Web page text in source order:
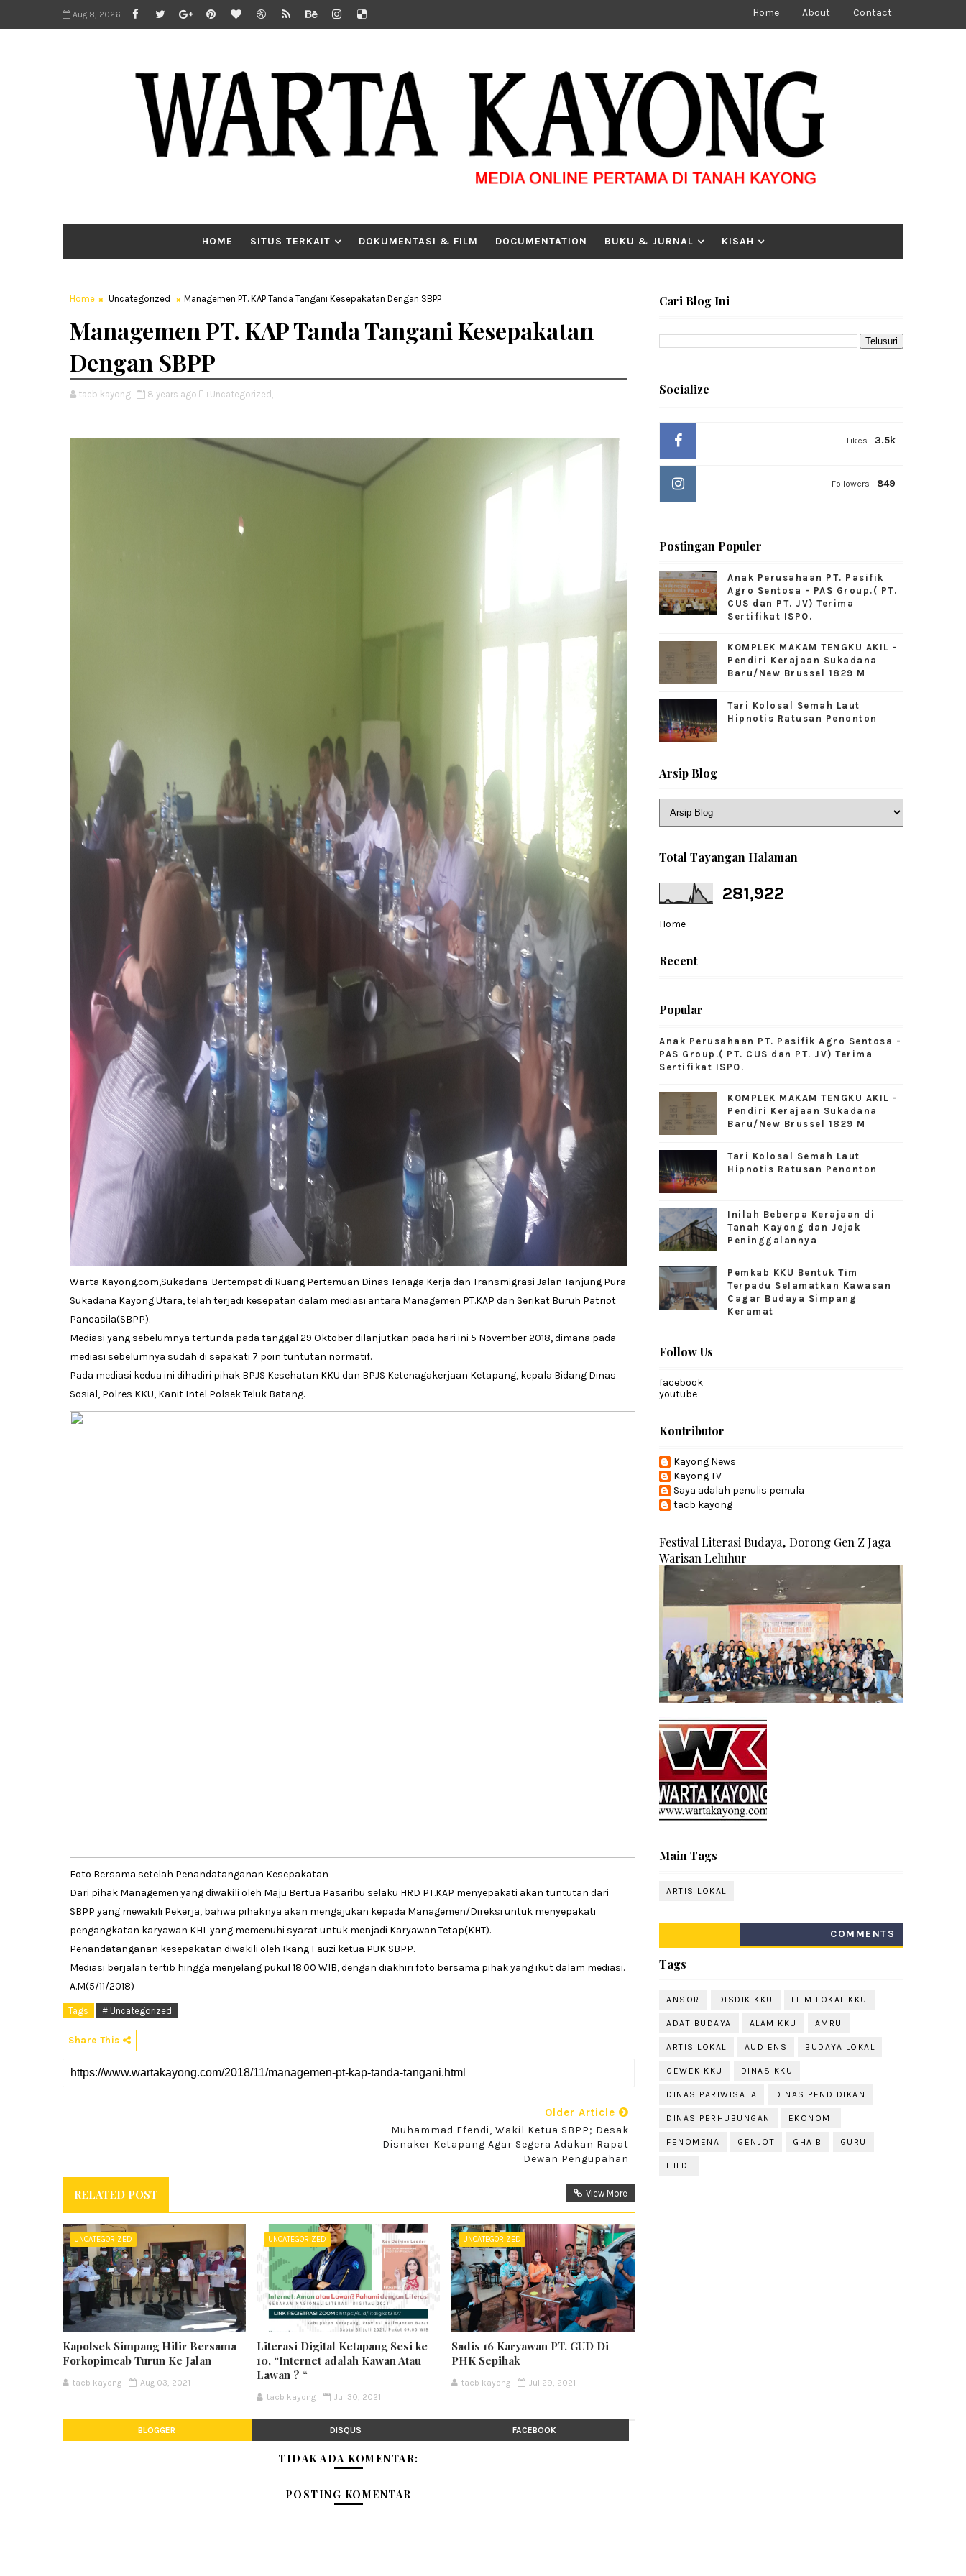
Aug 8, 2026 Home About Contact
HOME SITUS TERKAIT DOKUMENTASI & FILM DOCUMENTATION BUKU & JURNAL KISAH
Home Uncategorized Managemen PT. KAP Tanda Tangani Kesepakatan Dengan SBPP
Managemen PT. KAP Tanda Tangani Kesepakatan
Dengan SBPP
tacb kayong 8 years ago Uncategorized,
Warta Kayong.com,Sukadana-Bertempat di Ruang Pertemuan Dinas Tenaga Kerja dan Transmigrasi Jalan Tanjung Pura
Sukadana Kayong Utara, telah terjadi kesepatan dalam mediasi antara Managemen PT.KAP dan Serikat Buruh Patriot
Pancasila(SBPP).
Mediasi yang sebelumnya tertunda pada tanggal 29 Oktober dilanjutkan pada hari ini 5 November 2018, dimana pada
mediasi sebelumnya sudah di sepakati 7 poin tuntutan normatif.
Pada mediasi kedua ini dihadiri pihak BPJS Kesehatan KKU dan BPJS Ketenagakerjaan Ketapang, kepala Bidang Dinas
Sosial, Polres KKU, Kanit Intel Polsek Teluk Batang.
Foto Bersama setelah Penandatanganan Kesepakatan
Dari pihak Managemen yang diwakili oleh Maju Bertua Pasaribu selaku HRD PT.KAP menyepakati akan tuntutan dari
SBPP yang mewakili Pekerja, bahwa pihaknya akan mengajukan kepada Managemen/Direksi untuk menyepakati
pengangkatan karyawan KHL yang memenuhi syarat untuk menjadi Karyawan Tetap(KHT).
Penandatanganan kesepakatan diwakili oleh Ikang Fauzi ketua PUK SBPP.
Mediasi berjalan tertib hingga menjelang pukul 18.00 WIB, dengan diakhiri foto bersama pihak yang ikut dalam mediasi.
A.M(5/11/2018)
Tags # Uncategorized
Share This
Older Article
Muhammad Efendi, Wakil Ketua SBPP; Desak
Disnaker Ketapang Agar Segera Adakan Rapat
Dewan Pengupahan
RELATED POST View More
UNCATEGORIZED
Kapolsek Simpang Hilir Bersama
Forkopimcab Turun Ke Jalan
tacb kayong Aug 03, 2021
UNCATEGORIZED
Literasi Digital Ketapang Sesi ke
10, “Internet adalah Kawan Atau
Lawan ? “
tacb kayong Jul 30, 2021
UNCATEGORIZED
Sadis 16 Karyawan PT. GUD Di
PHK Sepihak
tacb kayong Jul 29, 2021
BLOGGER DISQUS FACEBOOK
TIDAK ADA KOMENTAR:
POSTING KOMENTAR
Cari Blog Ini
Socialize
3.5k
Likes
849
Followers
Postingan Populer
Anak Perusahaan PT. Pasifik
Agro Sentosa - PAS Group.( PT.
CUS dan PT. JV) Terima
Sertifikat ISPO.
KOMPLEK MAKAM TENGKU AKIL -
Pendiri Kerajaan Sukadana
Baru/New Brussel 1829 M
Tari Kolosal Semah Laut
Hipnotis Ratusan Penonton
Arsip Blog
Total Tayangan Halaman
281,922
Home
Recent
Popular
Anak Perusahaan PT. Pasifik Agro Sentosa -
PAS Group.( PT. CUS dan PT. JV) Terima
Sertifikat ISPO.
KOMPLEK MAKAM TENGKU AKIL -
Pendiri Kerajaan Sukadana
Baru/New Brussel 1829 M
Tari Kolosal Semah Laut
Hipnotis Ratusan Penonton
Inilah Beberpa Kerajaan di
Tanah Kayong dan Jejak
Peninggalannya
Pemkab KKU Bentuk Tim
Terpadu Selamatkan Kawasan
Cagar Budaya Simpang
Keramat
Follow Us
facebook
youtube
Kontributor
Kayong News
Kayong TV
Saya adalah penulis pemula
tacb kayong
Festival Literasi Budaya, Dorong Gen Z Jaga
Warisan Leluhur
Main Tags
ARTIS LOKAL
COMMENTS
Tags
ANSOR DISDIK KKU FILM LOKAL KKU
ADAT BUDAYA ALAM KKU AMRU
ARTIS LOKAL AUDIENS BUDAYA LOKAL
CEWEK KKU DINAS KKU
DINAS PARIWISATA DINAS PENDIDIKAN
DINAS PERHUBUNGAN EKONOMI
FENOMENA GENJOT GHAIB GURU
HILDI